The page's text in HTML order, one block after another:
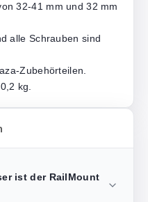
32-41 mm und 32 mm
alle Schrauben sind
Zubehörteilen.
kg.
ist der RailMount